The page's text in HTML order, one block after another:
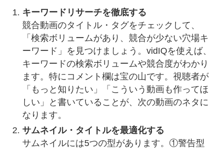
キーワードリサーチを徹底する
競合動画のタイトル・タグをチェックして、
「検索ボリュームがあり、競合が少ない穴場キ
ーワード」を見つけましょう。vidIQを使えば、
キーワードの検索ボリュームや競合度がわかり
ます。特にコメント欄は宝の山です。視聴者が
「もっと知りたい」「こういう動画も作ってほ
しい」と書いていることが、次の動画のネタに
なります。
サムネイル・タイトルを最適化する
サムネイルには5つの型があります。①警告型